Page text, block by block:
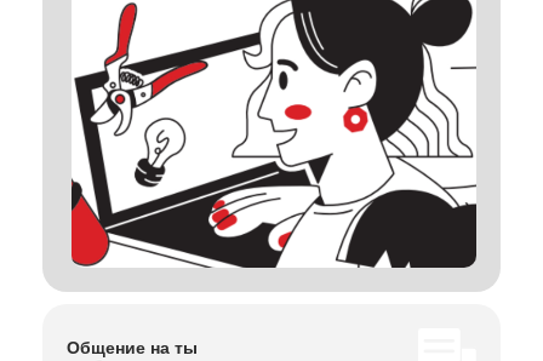
Общение на ты